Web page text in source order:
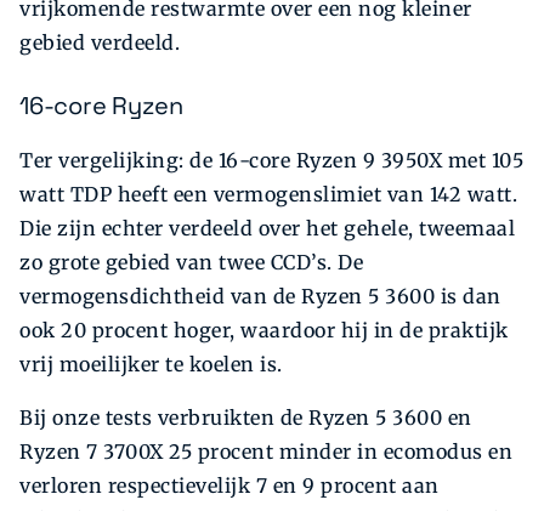
vrijkomende restwarmte over een nog kleiner
gebied verdeeld.
16-core Ryzen
Ter vergelijking: de 16-core Ryzen 9 3950X met 105
watt TDP heeft een vermogenslimiet van 142 watt.
Die zijn echter verdeeld over het gehele, tweemaal
zo grote gebied van twee CCD’s. De
vermogensdichtheid van de Ryzen 5 3600 is dan
ook 20 procent hoger, waardoor hij in de praktijk
vrij moeilijker te koelen is.
Bij onze tests verbruikten de Ryzen 5 3600 en
Ryzen 7 3700X 25 procent minder in ecomodus en
verloren respectievelijk 7 en 9 procent aan